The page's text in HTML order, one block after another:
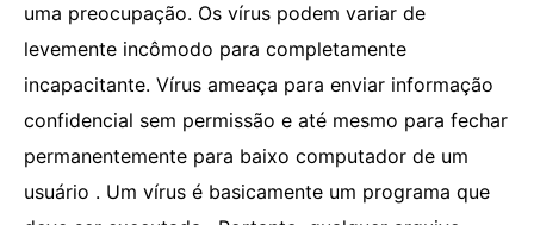
uma preocupação. Os vírus podem variar de
levemente incômodo para completamente
incapacitante. Vírus ameaça para enviar informação
confidencial sem permissão e até mesmo para fechar
permanentemente para baixo computador de um
usuário . Um vírus é basicamente um programa que